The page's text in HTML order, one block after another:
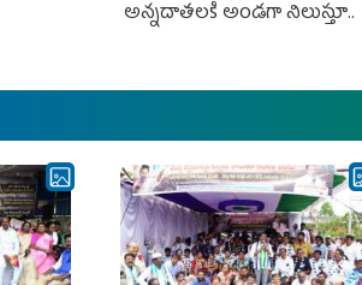
అన్నదాతలకి అండగా నిలుస్తూ..